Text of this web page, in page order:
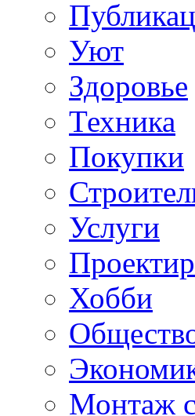
Уют
Здоровье
Техника
Покупки
Услуги
Хобби
Монтаж